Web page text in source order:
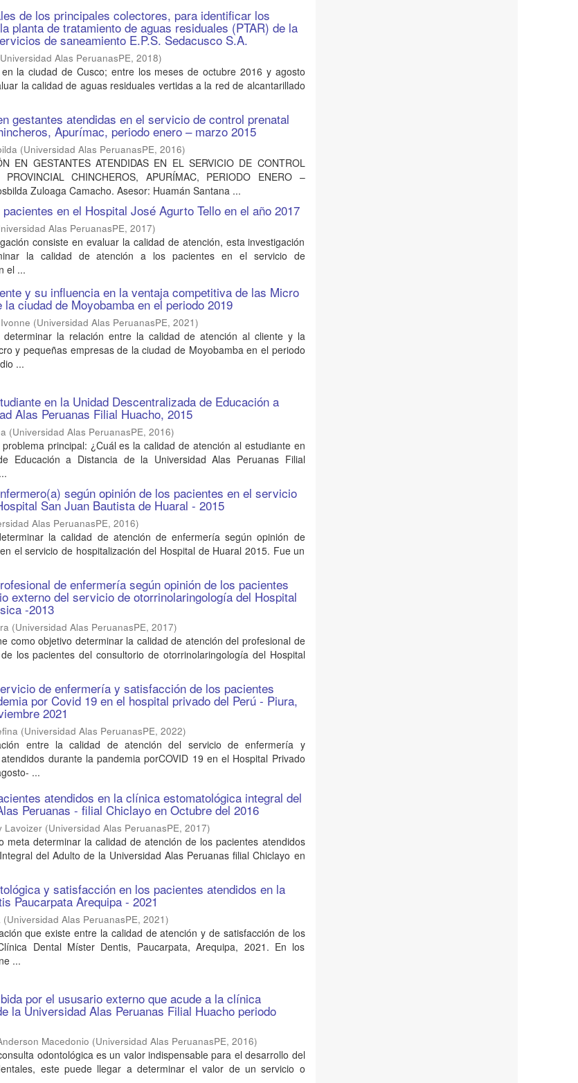
de los principales colectores, para identificar los
planta de tratamiento de aguas residuales (PTAR) de la
de saneamiento E.P.S. Sedacusco S.A.
Universidad Alas PeruanasPE,2018)
la ciudad de Cusco; entre los meses de octubre 2016 y agosto
la calidad de aguas residuales vertidas a la red de alcantarillado
gestantes atendidas en el servicio de control prenatal
Apurímac, periodo enero – marzo 2015
(Universidad Alas PeruanasPE,2016)
EN GESTANTES ATENDIDAS EN EL SERVICIO DE CONTROL
PROVINCIAL CHINCHEROS, APURÍMAC, PERIODO ENERO –
Zuloaga Camacho. Asesor: Huamán Santana ...
en el Hospital José Agurto Tello en el año 2017
Alas PeruanasPE,2017)
consiste en evaluar la calidad de atención, esta investigación
la calidad de atención a los pacientes en el servicio de
el ...
y su influencia en la ventaja competitiva de las Micro
ciudad de Moyobamba en el periodo 2019
(Universidad Alas PeruanasPE,2021)
la relación entre la calidad de atención al cliente y la
y pequeñas empresas de la ciudad de Moyobamba en el periodo
...
en la Unidad Descentralizada de Educación a
Alas Peruanas Filial Huacho, 2015
(Universidad Alas PeruanasPE,2016)
principal: ¿Cuál es la calidad de atención al estudiante en
Educación a Distancia de la Universidad Alas Peruanas Filial
según opinión de los pacientes en el servicio
San Juan Bautista de Huaral - 2015
Alas PeruanasPE,2016)
la calidad de atención de enfermería según opinión de
el servicio de hospitalización del Hospital de Huaral 2015. Fue un
de enfermería según opinión de los pacientes
externo del servicio de otorrinolaringología del Hospital
-2013
(Universidad Alas PeruanasPE,2017)
como objetivo determinar la calidad de atención del profesional de
los pacientes del consultorio de otorrinolaringología del Hospital
de enfermería y satisfacción de los pacientes
por Covid 19 en el hospital privado del Perú - Piura,
2021
(Universidad Alas PeruanasPE,2022)
entre la calidad de atención del servicio de enfermería y
durante la pandemia porCOVID 19 en el Hospital Privado
...
atendidos en la clínica estomatológica integral del
Peruanas - filial Chiclayo en Octubre del 2016
Lavoizer (Universidad Alas PeruanasPE,2017)
meta determinar la calidad de atención de los pacientes atendidos
del Adulto de la Universidad Alas Peruanas filial Chiclayo en
y satisfacción en los pacientes atendidos en la
Paucarpata Arequipa - 2021
(Universidad Alas PeruanasPE,2021)
que existe entre la calidad de atención y de satisfacción de los
Dental Míster Dentis, Paucarpata, Arequipa, 2021. En los
...
por el ususario externo que acude a la clínica
la Universidad Alas Peruanas Filial Huacho periodo
Macedonio (Universidad Alas PeruanasPE,2016)
odontológica es un valor indispensable para el desarrollo del
este puede llegar a determinar el valor de un servicio o